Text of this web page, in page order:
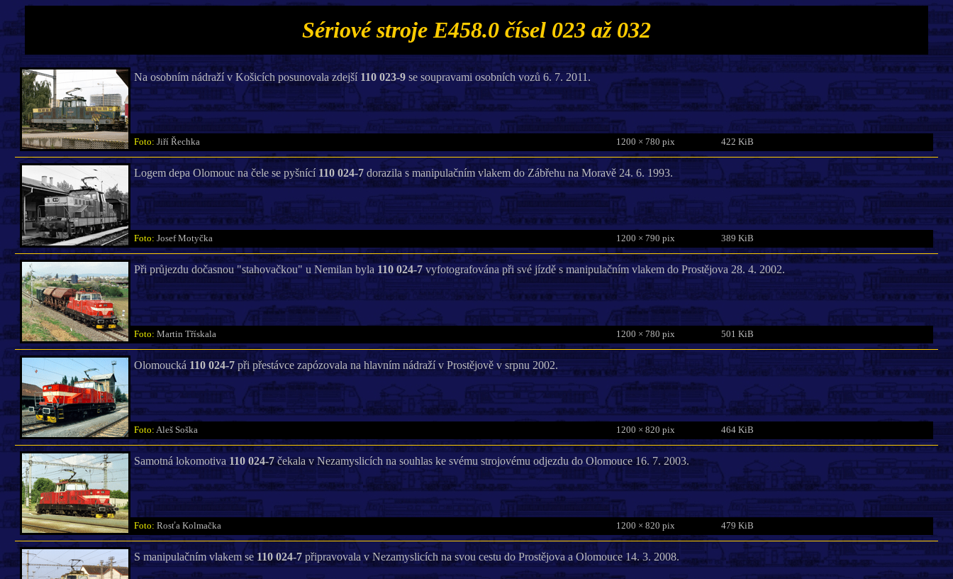
Sériové stroje E458.0 čísel 023 až 032
Na osobním nádraží v Košicích posunovala zdejší 110 023-9 se soupravami osobních vozů 6. 7. 2011.
Foto: Jiří Řechka 1200 × 780 pix 422 KiB
Logem depa Olomouc na čele se pyšnící 110 024-7 dorazila s manipulačním vlakem do Zábřehu na Moravě 24. 6. 1993.
Foto: Josef Motyčka 1200 × 790 pix 389 KiB
Při průjezdu dočasnou "stahovačkou" u Nemilan byla 110 024-7 vyfotografována při své jízdě s manipulačním vlakem do Prostějova 28. 4. 2002.
Foto: Martin Třískala 1200 × 780 pix 501 KiB
Olomoucká 110 024-7 při přestávce zapózovala na hlavním nádraží v Prostějově v srpnu 2002.
Foto: Aleš Soška 1200 × 820 pix 464 KiB
Samotná lokomotiva 110 024-7čekala v Nezamyslicích na souhlas ke svému strojovému odjezdu do Olomouce 16. 7. 2003.
Foto: Rosťa Kolmačka 1200 × 820 pix 479 KiB
S manipulačním vlakem se110 024-7 připravovala v Nezamyslicích na svou cestu do Prostějova a Olomouce 14. 3. 2008.